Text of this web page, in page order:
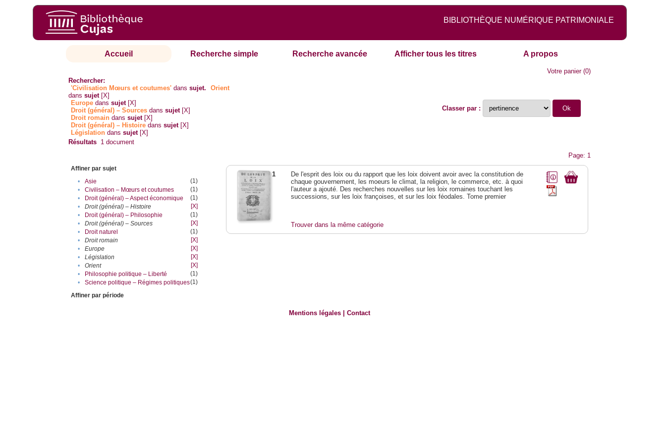
BIBLIOTHÈQUE NUMÉRIQUE PATRIMONIALE
Accueil Recherche simple Recherche avancée Afficher tous les titres A propos
Votre panier(0)
Rechercher:
'Civilisation Mœurs et coutumes' danssujet.
Orient
danssujet [X]
Europe danssujet [X]
Droit (général) – Sources danssujet [X]
Droit romain danssujet [X]
Droit (général) – Histoire danssujet [X]
Législation danssujet [X]
Classer par :
Résultats 1 document
Page: 1
Affiner par sujet
•
Asie
(1)
•
Civilisation – Mœurs et coutumes
(1)
•
Droit (général) – Aspect économique
(1)
•
Droit (général) – Histoire
[X]
•
Droit (général) – Philosophie
(1)
•
Droit (général) – Sources
[X]
•
Droit naturel
(1)
•
Droit romain
[X]
•
Europe
[X]
•
Législation
[X]
•
Orient
[X]
•
Philosophie politique – Liberté
(1)
•
Science politique – Régimes politiques(1)
Affiner par période
1
De l'esprit des loix ou du rapport que les loix doivent avoir avec la constitution de
chaque gouvernement, les moeurs le climat, la religion, le commerce, etc. à quoi
l'auteur a ajouté. Des recherches nouvelles sur les loix romaines touchant les
successions, sur les loix françoises, et sur les loix féodales. Tome premier
Trouver dans la même catégorie
Mentions légales |Contact